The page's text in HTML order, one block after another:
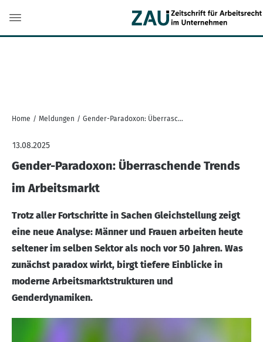
Home / Meldungen / Gender-Paradoxon: Überraschende Trends im Arbeitsmarkt
13.08.2025
Gender-Paradoxon: Überraschende Trends
im Arbeitsmarkt
Trotz aller Fortschritte in Sachen Gleichstellung zeigt
eine neue Analyse: Männer und Frauen arbeiten heute
seltener im selben Sektor als noch vor 50 Jahren. Was
zunächst paradox wirkt, birgt tiefere Einblicke in
moderne Arbeitsmarktstrukturen und
Genderdynamiken.